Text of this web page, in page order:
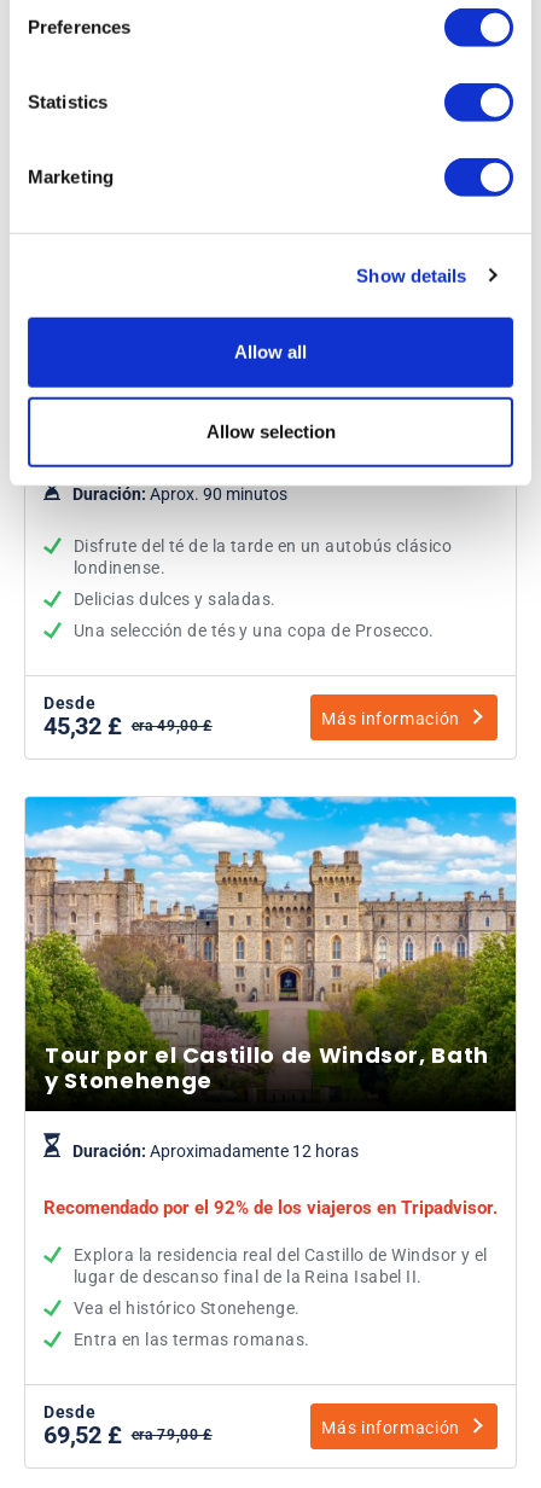
Preferences
Statistics
Marketing
Show details
Allow all
Allow selection
Té de la tarde en autobús con visita
panorámica por Londres
Duración: Aprox. 90 minutos
Disfrute del té de la tarde en un autobús clásico
londinense.
Delicias dulces y saladas.
Una selección de tés y una copa de Prosecco.
Desde
45,32 £ era 49,00 £ Más información
Tour por el Castillo de Windsor, Bath
y Stonehenge
Duración: Aproximadamente 12 horas
Recomendado por el 92% de los viajeros en Tripadvisor.
Explora la residencia real del Castillo de Windsor y el
lugar de descanso final de la Reina Isabel II.
Vea el histórico Stonehenge.
Entra en las termas romanas.
Desde
69,52 £ era 79,00 £ Más información